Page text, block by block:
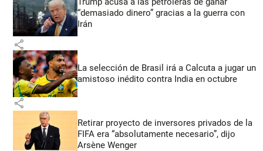
“demasiado dinero” gracias a la guerra con
Irán
share
La selección de Brasil irá a Calcuta a jugar un
amistoso inédito contra India en octubre
share
Retirar proyecto de inversores privados de la
FIFA era “absolutamente necesario”, dijo
Arsène Wenger